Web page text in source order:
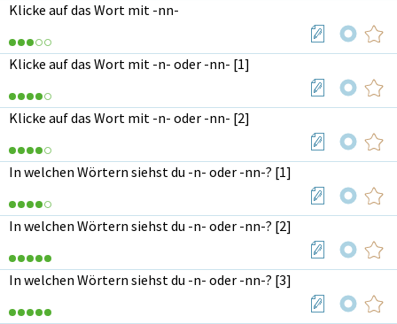
Klicke auf das Wort mit -nn-
Klicke auf das Wort mit -n- oder -nn- [1]
Klicke auf das Wort mit -n- oder -nn- [2]
In welchen Wörtern siehst du -n- oder -nn-? [1]
In welchen Wörtern siehst du -n- oder -nn-? [2]
In welchen Wörtern siehst du -n- oder -nn-? [3]